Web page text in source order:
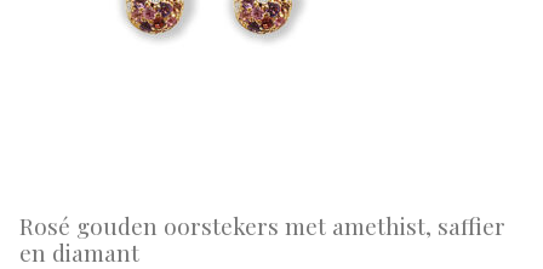
Rosé gouden oorstekers met amethist, saffier
en diamant